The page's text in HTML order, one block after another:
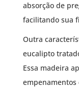
absorção de
facilitando sua
Outra
eucalipto
Essa madeira
empenamentos